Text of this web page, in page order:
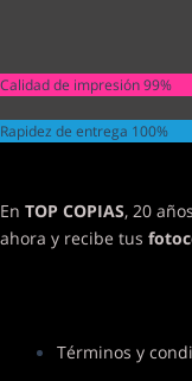
Calidad de impresión99%
Rapidez de entrega 100%
En TOP COPIAS, 20
ahora y recibe tus
Términos y